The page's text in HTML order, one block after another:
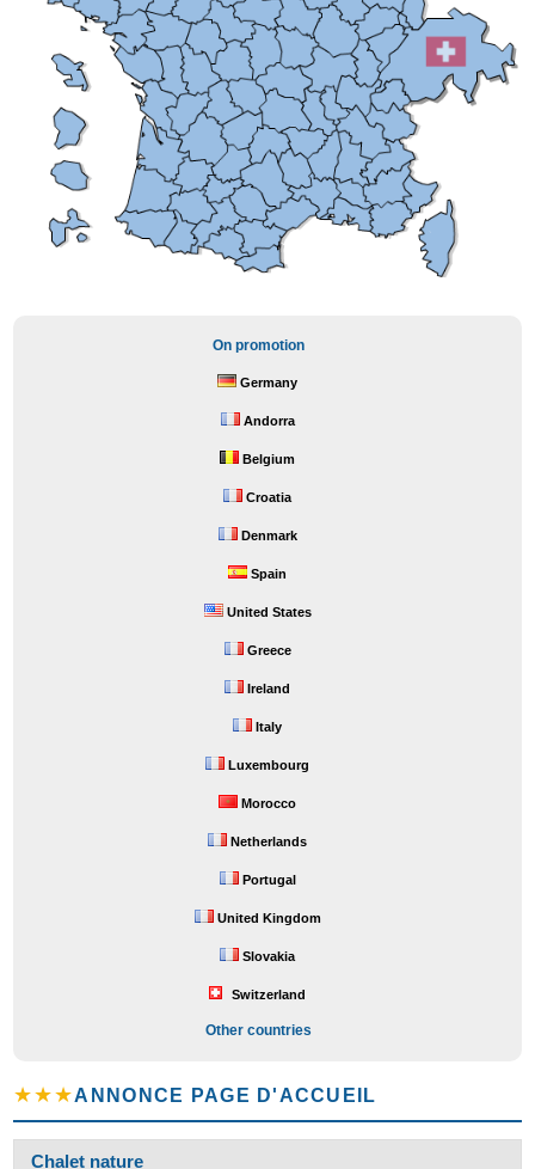
On promotion
Germany
Andorra
Belgium
Croatia
Denmark
Spain
United States
Greece
Ireland
Italy
Luxembourg
Morocco
Netherlands
Portugal
United Kingdom
Slovakia
Switzerland
Other countries
★★★ANNONCE PAGE D'ACCUEIL
Chalet nature